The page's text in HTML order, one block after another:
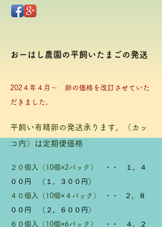
おーはし農園の平飼いたまごの発送
202４年４月～ 卵の価格を改訂させていた
だきました。
平飼い有精卵の発送承ります。（カッ
コ内）は定期便価格
２０個入（10個×2パック）
・・ １，４
００円 （１，３００円）
４０個入（10個×４パック）
・・ ２，８
００円 （２，６００円）
６０個入（10個×6パック）
・・ ４，２